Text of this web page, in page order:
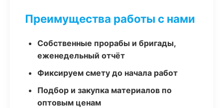
Преимущества работы с нами
Собственные прорабы и бригады,
еженедельный отчёт
Фиксируем смету до начала работ
Подбор и закупка материалов по
оптовым ценам